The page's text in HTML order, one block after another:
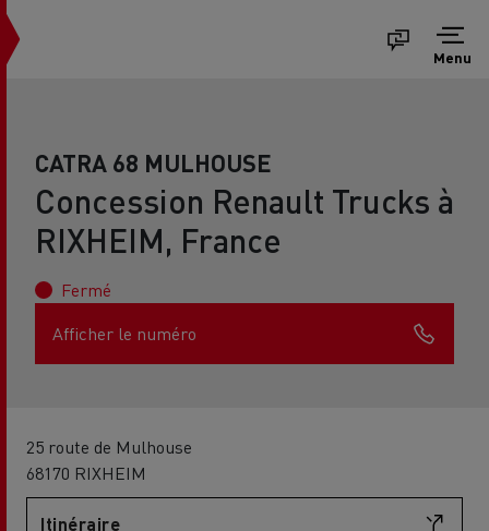
Menu
CATRA 68 MULHOUSE
Concession Renault Trucks à
RIXHEIM, France
Fermé
Afficher le numéro
25 route de Mulhouse
68170 RIXHEIM
Itinéraire